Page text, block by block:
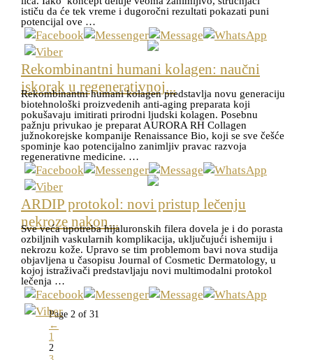
ističu da će tek vreme i dugoročni rezultati pokazati puni
potencijal ove …
Rekombinantni humani kolagen: naučni
iskorak u regenerativnoj...
Rekombinantni humani kolagen predstavlja novu generaciju
biotehnološki proizvedenih anti-aging preparata koji
pokušavaju imitirati prirodni ljudski kolagen. Posebnu
pažnju privukao je preparat AURORA RH Collagen
južnokorejske kompanije Renaissance Bio, koji se sve češće
spominje kao potencijalno zanimljiv pravac razvoja
regenerativne medicine. …
ARDIP protokol: novi pristup lečenju
nekroze nakon...
Sve veća upotreba hijaluronskih filera dovela je i do porasta
ozbiljnih vaskularnih komplikacija, uključujući ishemiju i
nekrozu kože. Upravo se tim problemom bavi nova studija
objavljena u časopisu Journal of Cosmetic Dermatology, u
kojoj istraživači predstavljaju novi multimodalni protokol
lečenja …
Page 2 of 31
←
1
2